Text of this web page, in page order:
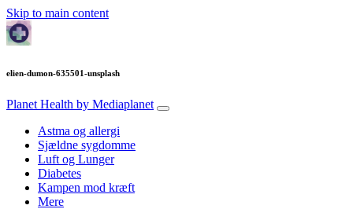
Skip to main content
elien-dumon-635501-unsplash
Planet Health by Mediaplanet
Astma og allergi
Sjældne sygdomme
Luft og Lunger
Diabetes
Kampen mod kræft
Mere